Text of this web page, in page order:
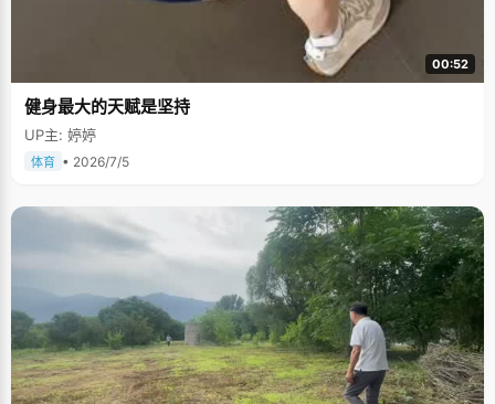
00:52
健身最大的天赋是坚持
UP主: 婷婷
体育 • 2026/7/5